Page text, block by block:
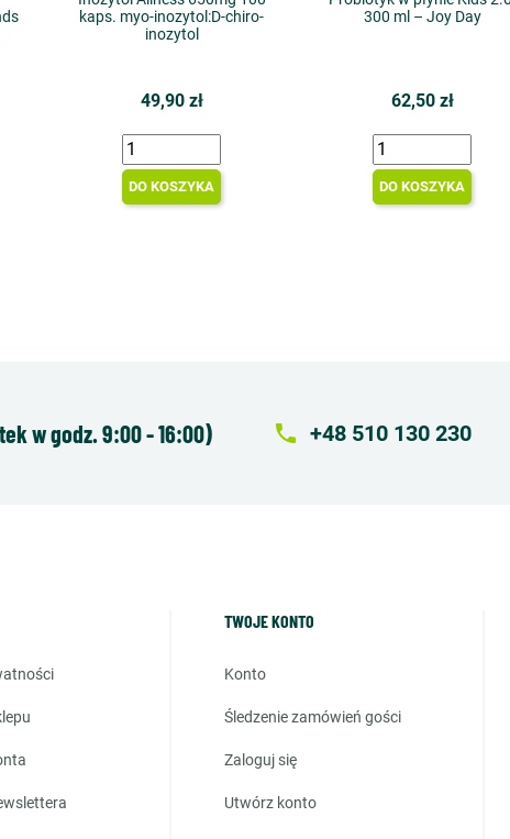
kaps. myo-inozytol:D-chiro-
inozytol
49,90 zł
DO KOSZYKA
300 ml – Joy Day
62,50 zł
DO KOSZYKA
w godz. 9:00 - 16:00) local_phone +48 510 130 230
TWOJE KONTO
konto
śledzenie zamówień gości
zaloguj się
utwórz konto